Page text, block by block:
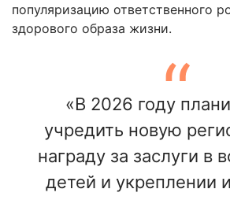
популяризацию ответственного
здорового образа жизни.
«В 2026 году
учредить новую
награду за заслуги в
детей и укреплении